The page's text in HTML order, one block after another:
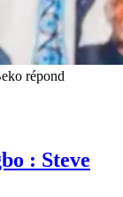
répond
: Steve